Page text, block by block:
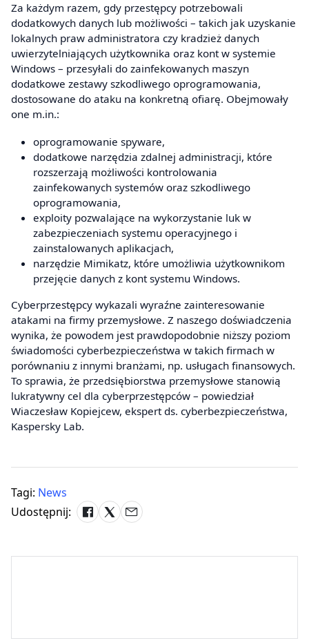
Za każdym razem, gdy przestępcy potrzebowali
dodatkowych danych lub możliwości – takich jak uzyskanie
lokalnych praw administratora czy kradzież danych
uwierzytelniających użytkownika oraz kont w systemie
Windows – przesyłali do zainfekowanych maszyn
dodatkowe zestawy szkodliwego oprogramowania,
dostosowane do ataku na konkretną ofiarę. Obejmowały
one m.in.:
oprogramowanie spyware,
dodatkowe narzędzia zdalnej administracji, które
rozszerzają możliwości kontrolowania
zainfekowanych systemów oraz szkodliwego
oprogramowania,
exploity pozwalające na wykorzystanie luk w
zabezpieczeniach systemu operacyjnego i
zainstalowanych aplikacjach,
narzędzie Mimikatz, które umożliwia użytkownikom
przejęcie danych z kont systemu Windows.
Cyberprzestępcy wykazali wyraźne zainteresowanie
atakami na firmy przemysłowe. Z naszego doświadczenia
wynika, że powodem jest prawdopodobnie niższy poziom
świadomości cyberbezpieczeństwa w takich firmach w
porównaniu z innymi branżami, np. usługach finansowych.
To sprawia, że przedsiębiorstwa przemysłowe stanowią
lukratywny cel dla cyberprzestępców – powiedział
Wiaczesław Kopiejcew, ekspert ds. cyberbezpieczeństwa,
Kaspersky Lab.
Tagi: News
Udostępnij: